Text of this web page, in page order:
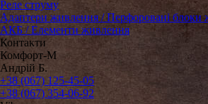
Реле струму
Адаптери живлення / Перфоровані блоки
АКБ / Елементи живлення
Контакти
Комфорт-М
Андрій Б.
+38 (067) 125-45-05
+38 (067) 354-06-92